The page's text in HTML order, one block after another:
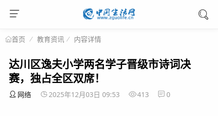
首页 教育资讯 内容详情
达川区逸夫小学两名学子晋级市诗词决
赛，独占全区双席！
网络 2025年12月03日 09:53 413 0